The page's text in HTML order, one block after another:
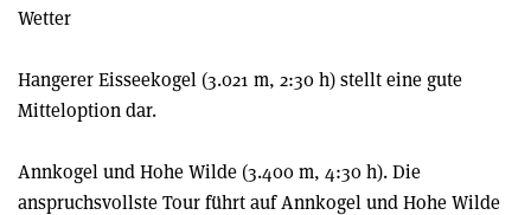
Wetter
Hangerer Eisseekogel (3.021 m, 2:30 h) stellt eine gute
Mitteloption dar.
Annkogel und Hohe Wilde (3.400 m, 4:30 h). Die
anspruchsvollste Tour führt auf Annkogel und Hohe Wilde